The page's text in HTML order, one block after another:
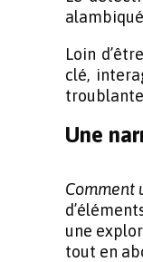
Loin
clé,
Une
Comment
une
tout en